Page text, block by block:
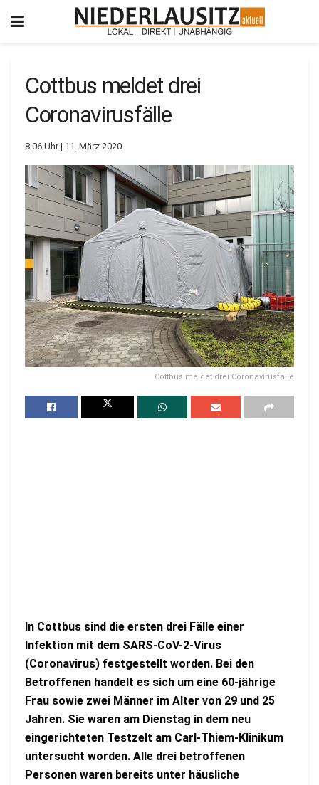
Cottbus meldet drei
Coronavirusfälle
8:06 Uhr | 11. März 2020
Cottbus meldet drei Coronavirusfälle
In Cottbus sind die ersten drei Fälle einer
Infektion mit dem SARS-CoV-2-Virus
(Coronavirus) festgestellt worden. Bei den
Betroffenen handelt es sich um eine 60-jährige
Frau sowie zwei Männer im Alter von 29 und 25
Jahren. Sie waren am Dienstag in dem neu
eingerichteten Testzelt am Carl-Thiem-Klinikum
untersucht worden. Alle drei betroffenen
Personen waren bereits unter häusliche